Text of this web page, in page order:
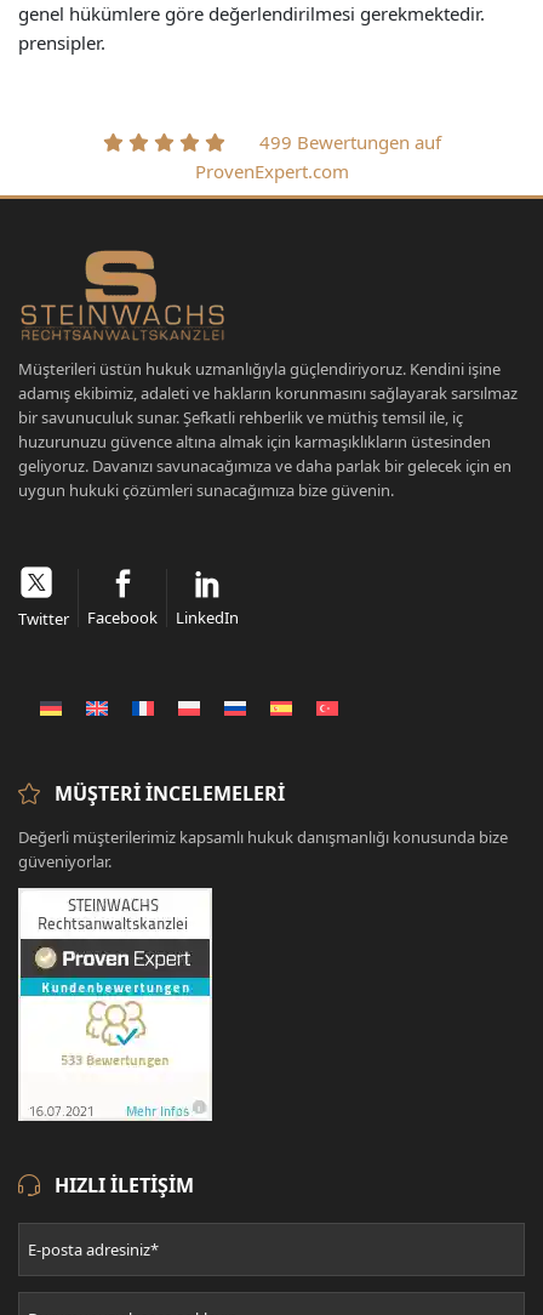
genel hükümlere göre değerlendirilmesi gerekmektedir.
prensipler.
499 Bewertungen auf
ProvenExpert.com
Müşterileri üstün hukuk uzmanlığıyla güçlendiriyoruz. Kendini işine
adamış ekibimiz, adaleti ve hakların korunmasını sağlayarak sarsılmaz
bir savunuculuk sunar. Şefkatli rehberlik ve müthiş temsil ile, iç
huzurunuzu güvence altına almak için karmaşıklıkların üstesinden
geliyoruz. Davanızı savunacağımıza ve daha parlak bir gelecek için en
uygun hukuki çözümleri sunacağımıza bize güvenin.
Twitter Facebook LinkedIn
MÜŞTERI İNCELEMELERI
Değerli müşterilerimiz kapsamlı hukuk danışmanlığı konusunda bize
güveniyorlar.
HIZLI ILETIŞIM